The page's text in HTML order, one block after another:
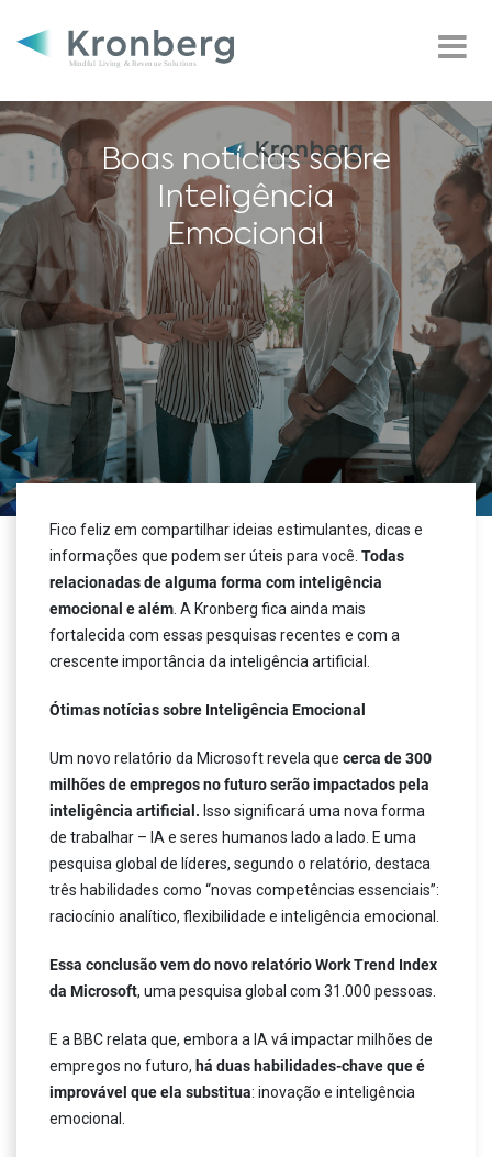
Boas notícias sobre
Inteligência
Emocional
Fico feliz em compartilhar ideias estimulantes, dicas e
informações que podem ser úteis para você. Todas
relacionadas de alguma forma com inteligência
emocional e além . A Kronberg fica ainda mais
fortalecida com essas pesquisas recentes e com a
crescente importância da inteligência artificial.
Ótimas notícias sobre Inteligência Emocional
Um novo relatório da Microsoft revela que cerca de 300
milhões de empregos no futuro serão impactados pela
inteligência artificial. Isso significará uma nova forma
de trabalhar – IA e seres humanos lado a lado. E uma
pesquisa global de líderes, segundo o relatório, destaca
três habilidades como “novas competências essenciais”:
raciocínio analítico, flexibilidade e inteligência emocional.
Essa conclusão vem do novo relatório Work Trend Index
da Microsoft, uma pesquisa global com 31.000 pessoas.
E a BBC relata que, embora a IA vá impactar milhões de
empregos no futuro, há duas habilidades-chave que é
improvável que ela substitua: inovação e inteligência
emocional.